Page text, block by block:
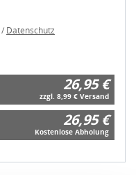
/ Datenschutz
26,95 €
zzgl. 8,99 € Versand
26,95 €
Kostenlose Abholung